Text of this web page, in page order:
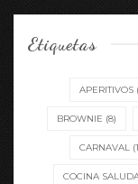
Etiquetas
APERITIVOS
BROWNIE (8)
CARNAVAL
COCINA